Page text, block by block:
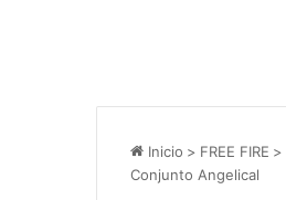
Inicio > FREE FIRE >
Conjunto Angelical